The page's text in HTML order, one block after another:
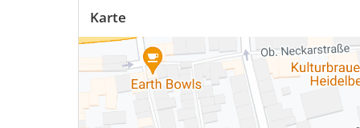
Karte